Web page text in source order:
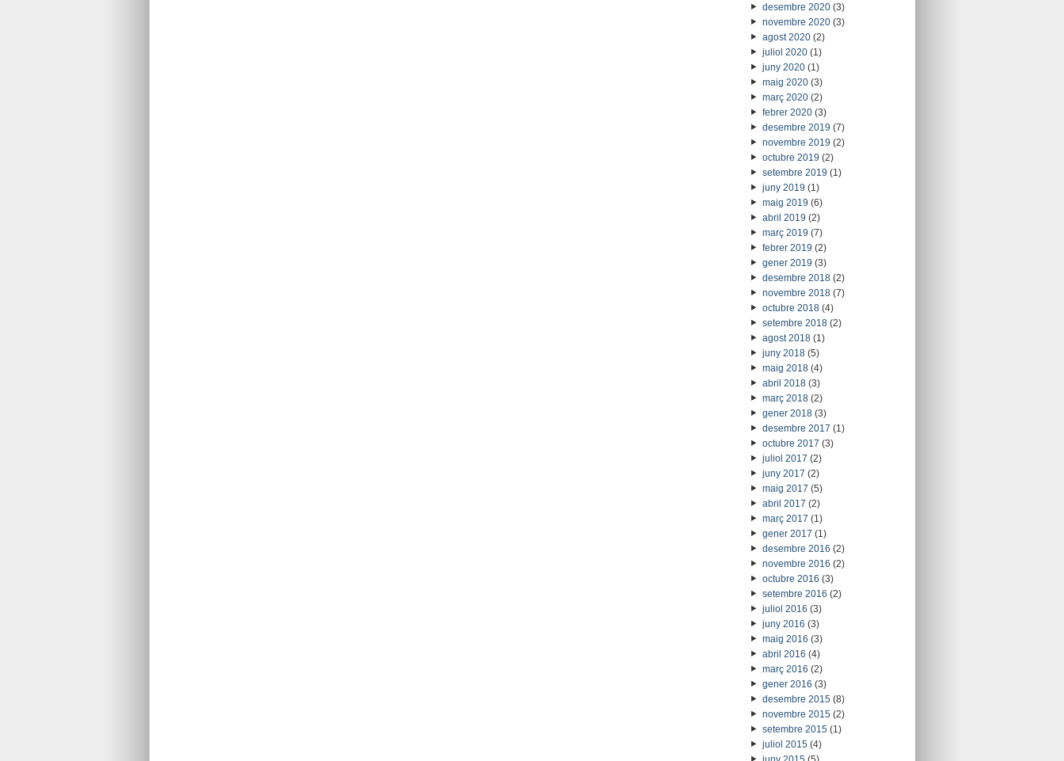
desembre 2020(3)
novembre 2020(3)
agost 2020(2)
juliol 2020(1)
juny 2020(1)
maig 2020(3)
març 2020(2)
febrer 2020(3)
desembre 2019 (7)
novembre 2019 (2)
octubre 2019 (2)
setembre 2019 (1)
juny 2019 (1)
maig 2019 (6)
abril 2019 (2)
març 2019 (7)
febrer 2019 (2)
gener 2019 (3)
desembre 2018(2)
novembre 2018(7)
octubre 2018(4)
setembre 2018(2)
agost 2018(1)
juny 2018(5)
maig 2018(4)
abril 2018(3)
març 2018(2)
gener 2018(3)
desembre 2017 (1)
octubre 2017 (3)
juliol 2017 (2)
juny 2017 (2)
maig 2017 (5)
abril 2017 (2)
març 2017 (1)
gener 2017 (1)
desembre 2016 (2)
novembre 2016 (2)
octubre 2016 (3)
setembre 2016 (2)
juliol 2016 (3)
juny 2016 (3)
maig 2016 (3)
abril 2016 (4)
març 2016 (2)
gener 2016 (3)
desembre 2015(8)
novembre 2015(2)
setembre 2015(1)
juliol 2015(4)